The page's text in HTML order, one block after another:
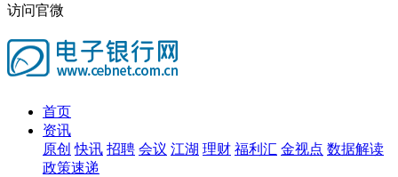
访问官微
首页
资讯
原创 快讯 招聘 会议 江湖 理财 福利汇 金视点 数据解读
政策速递